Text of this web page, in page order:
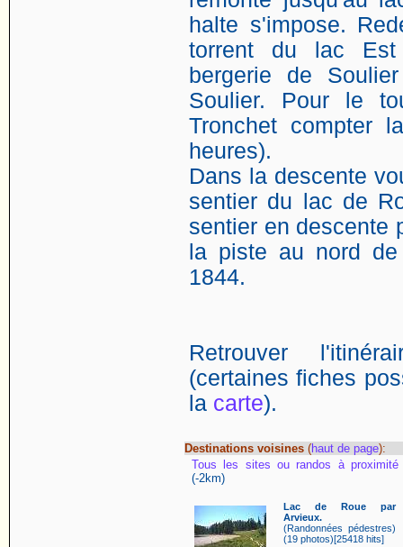
halte s'impose.
torrent du lac
bergerie de
Soulier. Pour le
Tronchet
heures).
Dans la descente
sentier du lac de
sentier en descente
la piste au nord
1844.
Retrouver
(certaines fiches
la carte).
Destinations voisines (haut de page):
Tous les sites ou randos à proximité
(-2km)
Lac de Roue par
Arvieux.
(Randonnées pédestres)
(19 photos)[25418 hits]